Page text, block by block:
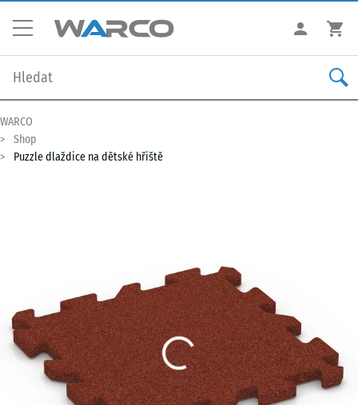
WARCO
Shop
Puzzle dlaždice na dětské hřiště